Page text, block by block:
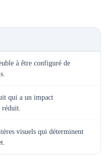
à être configuré de
qui a un impact
visuels qui déterminent